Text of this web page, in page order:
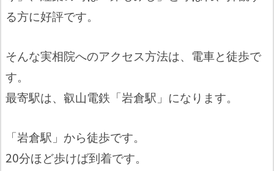
る方に好評です。
そんな実相院へのアクセス方法は、電車と徒歩で
す。
最寄駅は、叡山電鉄「岩倉駅」になります。
「岩倉駅」から徒歩です。
20分ほど歩けば到着です。